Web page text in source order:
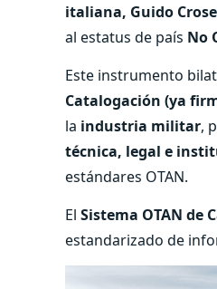
italiana, Guido
al estatus de país No
Este instrumento
Catalogación (ya
la industria militar,
técnica, legal e
estándares OTAN.
El Sistema OTAN de
estandarizado de